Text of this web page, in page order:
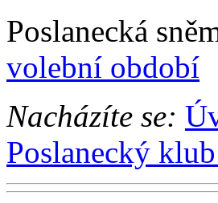
Poslanecká
volební období
Nacházíte se:
Poslanecký